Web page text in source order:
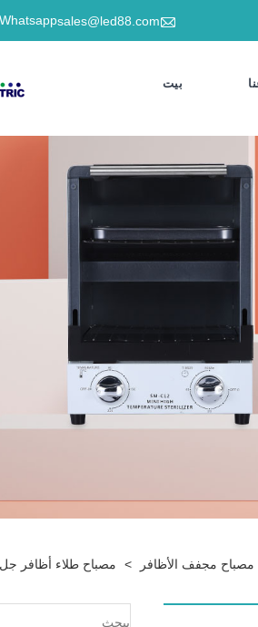

sales@led88.com
Whatsapp /
بيت
مصباح مجفف الأظافر > مصباح طلاء أظافر